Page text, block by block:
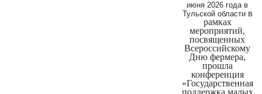
июня 2026 года в
Тульской областив
рамках
мероприятий,
посвященных
Всероссийскому
Дню фермера,
прошла
конференция
«Государственная
поддержка малых